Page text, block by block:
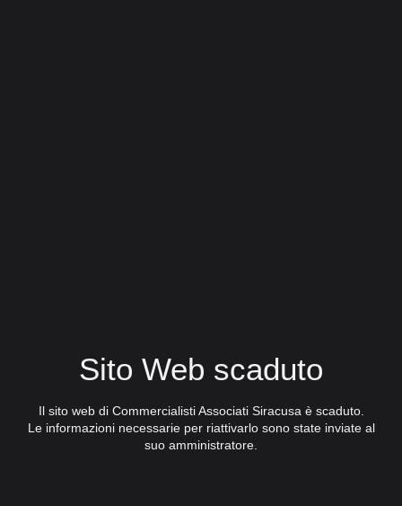
Sito Web scaduto
Il sito web di Commercialisti Associati Siracusa è scaduto.
Le informazioni necessarie per riattivarlo sono state inviate al
suo amministratore.